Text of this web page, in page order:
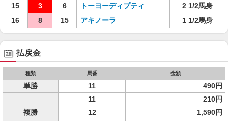
15
3 6 トーヨーディプティ
2 1/2馬身
16
8 15 アキノーラ 1 1/2馬身
払戻金
種類 馬番 金額
単勝 11 490円
複勝
11
210円
12
1,590円